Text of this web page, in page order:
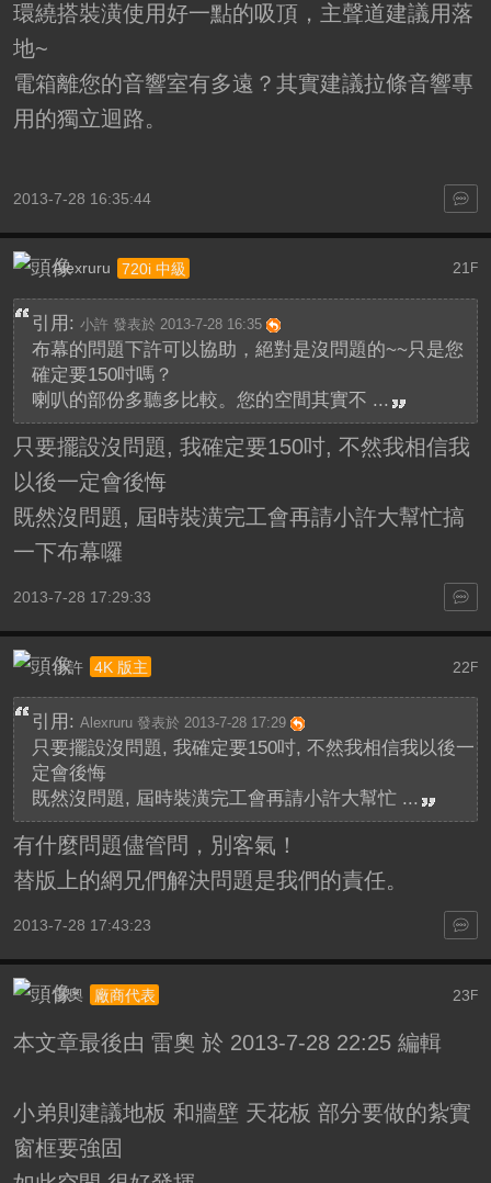
環繞搭裝潢使用好一點的吸頂，主聲道建議用落
地~
電箱離您的音響室有多遠？其實建議拉條音響專
用的獨立迴路。
2013-7-28 16:35:44
21 F
Alexruru 720i 中級
引用: 小許 發表於 2013-7-28 16:35
布幕的問題下許可以協助，絕對是沒問題的~~只是您
確定要150吋嗎？
喇叭的部份多聽多比較。您的空間其實不 ...
只要擺設沒問題, 我確定要150吋, 不然我相信我
以後一定會後悔
既然沒問題, 屆時裝潢完工會再請小許大幫忙搞
一下布幕囉
2013-7-28 17:29:33
22F
小許 4K 版主
引用: Alexruru 發表於 2013-7-28 17:29
只要擺設沒問題, 我確定要150吋, 不然我相信我以後一
定會後悔
既然沒問題, 屆時裝潢完工會再請小許大幫忙 ...
有什麼問題儘管問，別客氣！
替版上的網兄們解決問題是我們的責任。
2013-7-28 17:43:23
23F
雷奧 廠商代表
本文章最後由 雷奧 於 2013-7-28 22:25 編輯
小弟則建議地板 和牆壁 天花板 部分要做的紮實
窗框要強固